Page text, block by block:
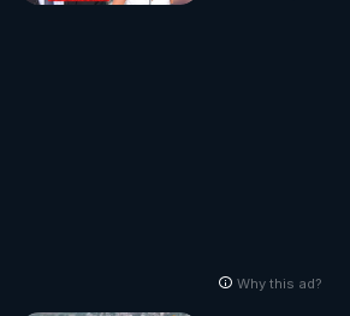
Why this ad?